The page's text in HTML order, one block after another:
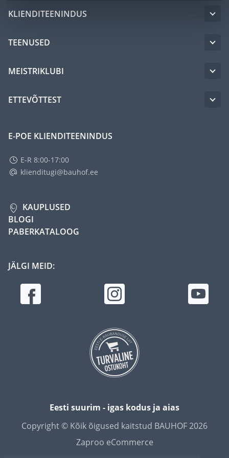
KLIENDITEENINDUS
TEENUSED
MEISTRIKLUBI
ETTEVÕTTEST
E-POE KLIENDITEENINDUS
E-R 8:00-17:00
klienditugi@bauhof.ee
KAUPLUSED
BLOGI
PABERKATALOOG
JÄLGI MEID:
Eesti suurim - igas kodus ja aias
Copyright © Kõik õigused kaitstud BAUHOF 2026
Zaproo eCommerce